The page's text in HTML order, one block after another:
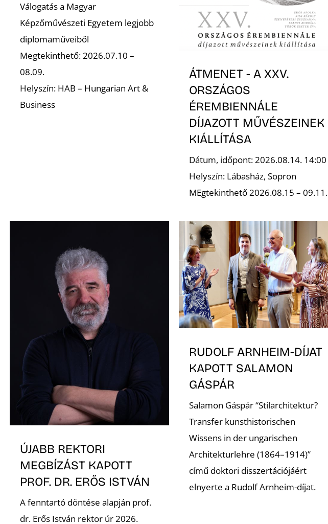
Válogatás a Magyar
Képzőművészeti Egyetem legjobb
diplomaműveiből
Megtekinthető: 2026.07.10 –
08.09.
Helyszín: HAB – Hungarian Art &
Business
ÁTMENET - A XXV.
ORSZÁGOS
ÉREMBIENNÁLE
DÍJAZOTT MŰVÉSZEINEK
KIÁLLÍTÁSA
Dátum, időpont: 2026.08.14. 14:00
Helyszín: Lábasház, Sopron
MEgtekinthető 2026.08.15 – 09.11.
ÚJABB REKTORI
MEGBÍZÁST KAPOTT
PROF. DR. ERŐS ISTVÁN
A fenntartó döntése alapján prof.
dr. Erős István rektor úr 2026.
RUDOLF ARNHEIM-DÍJAT
KAPOTT SALAMON
GÁSPÁR
Salamon Gáspár “Stilarchitektur?
Transfer kunsthistorischen
Wissens in der ungarischen
Architekturlehre (1864–1914)”
című doktori disszertációjáért
elnyerte a Rudolf Arnheim-díjat.